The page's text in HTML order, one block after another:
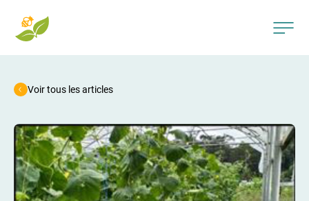
Voir tous les articles